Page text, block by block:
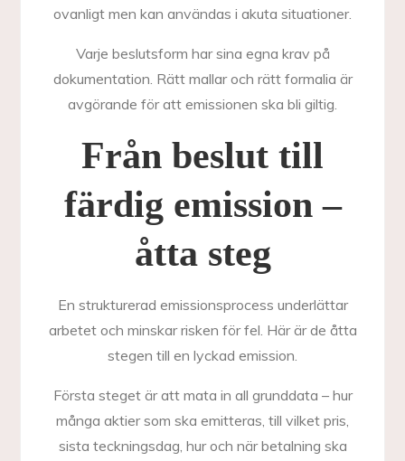
ovanligt men kan användas i akuta situationer.
Varje beslutsform har sina egna krav på
dokumentation. Rätt mallar och rätt formalia är
avgörande för att emissionen ska bli giltig.
Från beslut till
färdig emission –
åtta steg
En strukturerad emissionsprocess underlättar
arbetet och minskar risken för fel. Här är de åtta
stegen till en lyckad emission.
Första steget är att mata in all grunddata – hur
många aktier som ska emitteras, till vilket pris,
sista teckningsdag, hur och när betalning ska